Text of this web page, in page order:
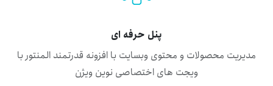
پنل حرفه ای
مدیریت محصولات و محتوی وبسایت با افزونه قدرتمند المنتور با
ویجت های اختصاصی نوین ویژن